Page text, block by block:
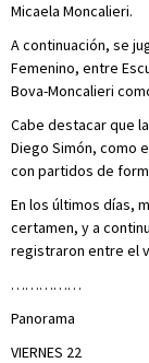
Micaela Moncalieri.
A continuación, se
Femenino, entre
Bova-Moncalieri
Cabe destacar que
Diego Simón, como
con partidos de
En los últimos días,
certamen, y a
registraron entre el
……………
Panorama
VIERNES 22